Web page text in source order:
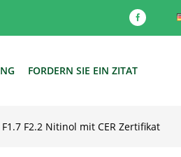
FORDERN SIE EIN ZITAT
F2.2 Nitinol mit CER Zertifikat